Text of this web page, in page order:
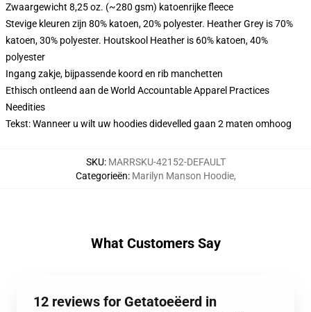
Zwaargewicht 8,25 oz. (~280 gsm) katoenrijke fleece
Stevige kleuren zijn 80% katoen, 20% polyester. Heather Grey is 70%
katoen, 30% polyester. Houtskool Heather is 60% katoen, 40%
polyester
Ingang zakje, bijpassende koord en rib manchetten
Ethisch ontleend aan de World Accountable Apparel Practices
Needities
Tekst: Wanneer u wilt uw hoodies didevelled gaan 2 maten omhoog
SKU: MARRSKU-42152-DEFAULT
Categorieën: Marilyn Manson Hoodie,
What Customers Say
12 reviews for Getatoeëerd in